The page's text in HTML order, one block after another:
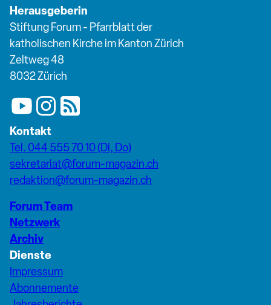
Herausgeberin
Stiftung Forum - Pfarrblatt der
katholischen Kirche im Kanton Zürich
Zeltweg 48
8032 Zürich
Kontakt
Tel. 044 555 70 10 (Di, Do)
sekretariat@forum-magazin.ch
redaktion@forum-magazin.ch
Forum Team
Netzwerk
Archiv
Dienste
Impressum
Abonnemente